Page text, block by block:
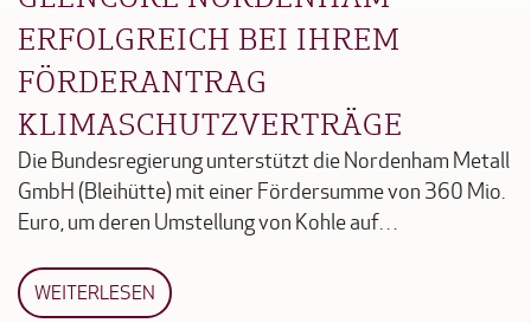
ERFOLGREICH BEI IHREM
FÖRDERANTRAG
KLIMASCHUTZVERTRÄGE
Die Bundesregierung unterstützt die Nordenham Metall
GmbH (Bleihütte) mit einer Fördersumme von 360 Mio.
Euro, um deren Umstellung von Kohle auf…
WEITERLESEN